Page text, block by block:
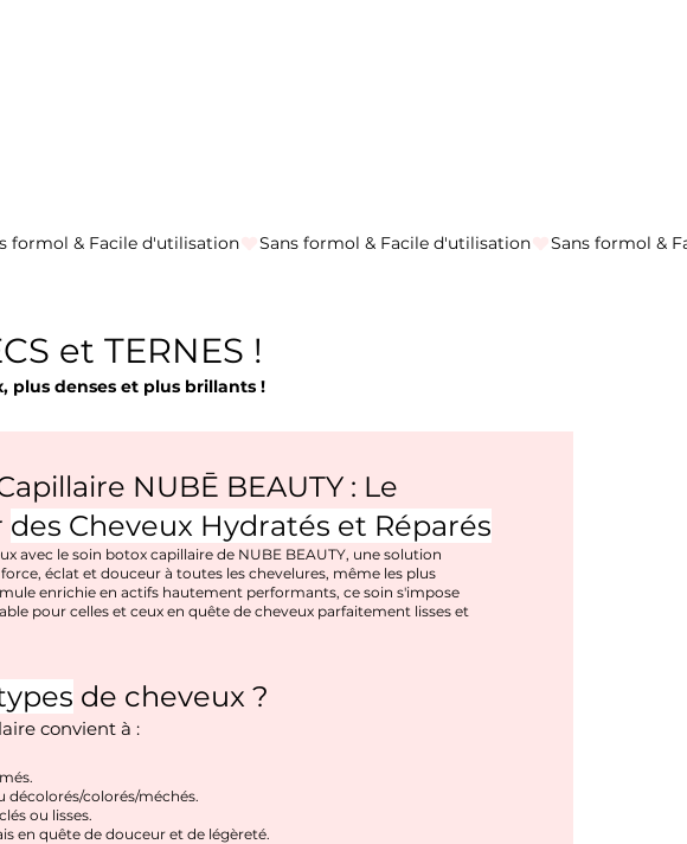
et TERNES !
plus denses et plus brillants !
NUBĒ BEAUTY : Le
des Cheveux Hydratés et Réparés
avec le soin botox capillaire de NUBE BEAUTY, une solution
éclat et douceur à toutes les chevelures, même les plus
enrichie en actifs hautement performants, ce soin s'impose
pour celles et ceux en quête de cheveux parfaitement lisses et
de cheveux ?
convient à :
décolorés/colorés/méchés.
ou lisses.
en quête de douceur et de légèreté.